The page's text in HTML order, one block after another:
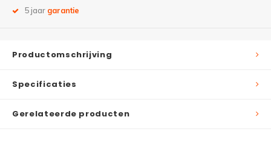
5 jaar garantie
Productomschrijving
Specificaties
Gerelateerde producten